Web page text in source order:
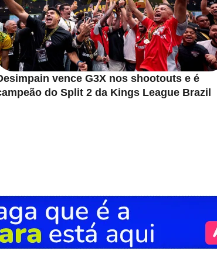
vence G3X nos shootouts e é
do Split 2 da Kings League Brazil